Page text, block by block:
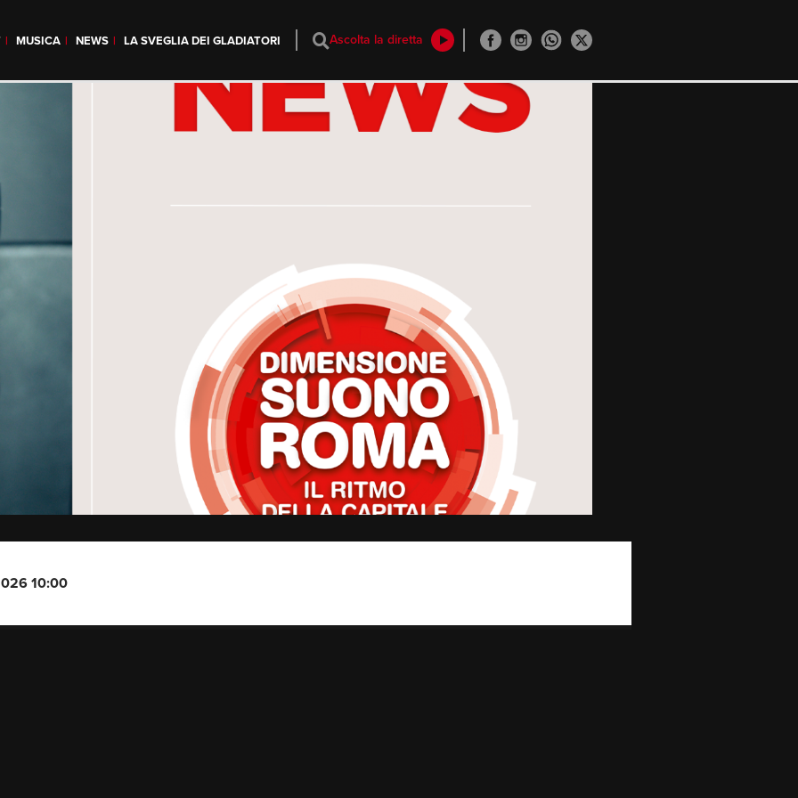
MUSICA NEWS LA SVEGLIA DEI GLADIATORI Ascolta la diretta
10:00